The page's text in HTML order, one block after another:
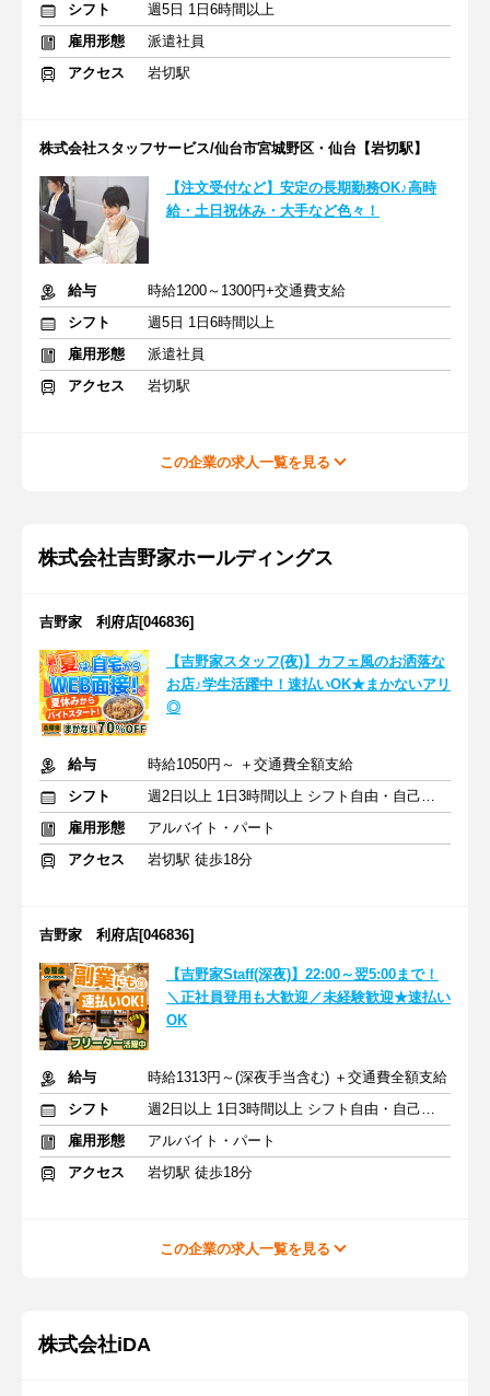
シフト
週5日 1日6時間以上
雇用形態
派遣社員
アクセス
岩切駅
株式会社スタッフサービス/仙台市宮城野区・仙台【岩切駅】
【注文受付など】安定の長期勤務OK♪高時
給・土日祝休み・大手など色々！
給与
時給1200～1300円+交通費支給
シフト
週5日 1日6時間以上
雇用形態
派遣社員
アクセス
岩切駅
この企業の求人一覧を見る
株式会社吉野家ホールディングス
吉野家 利府店[046836]
【吉野家スタッフ(夜)】カフェ風のお洒落な
お店♪学生活躍中！速払いOK★まかないアリ
◎
給与
時給1050円～ ＋交通費全額支給
シフト
週2日以上 1日3時間以上 シフト自由・自己申告
雇用形態
アルバイト・パート
アクセス
岩切駅 徒歩18分
吉野家 利府店[046836]
【吉野家Staff(深夜)】22:00～翌5:00まで！
＼正社員登用も大歓迎／未経験歓迎★速払い
OK
給与
時給1313円～(深夜手当含む) ＋交通費全額支給
シフト
週2日以上 1日3時間以上 シフト自由・自己申告
雇用形態
アルバイト・パート
アクセス
岩切駅 徒歩18分
この企業の求人一覧を見る
株式会社iDA